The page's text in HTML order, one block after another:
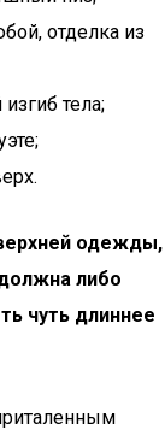
отделка из
тела;
одежды,
либо
чуть длиннее